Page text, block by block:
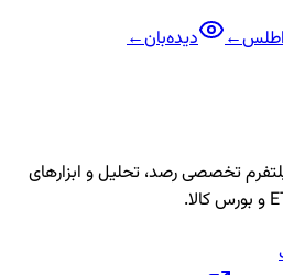
← دیده‌بان←
تخصصی رصد، تحلیل و ابزارهای